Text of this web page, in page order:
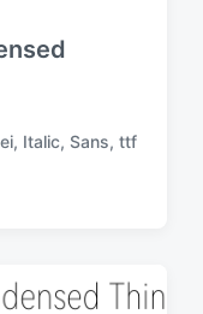
, Italic, Sans, ttf